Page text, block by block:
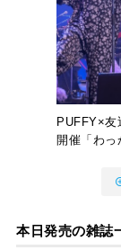
PUFFY×
開催「わっ
本日発売の雑誌